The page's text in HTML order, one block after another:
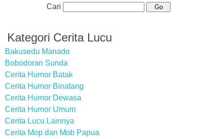
Cari
Kategori Cerita Lucu
Bakusedu Manado
Bobodoran Sunda
Cerita Humor Batak
Cerita Humor Binatang
Cerita Humor Dewasa
Cerita Humor Umum
Cerita Lucu Lainnya
Cerita Mop dan Mob Papua